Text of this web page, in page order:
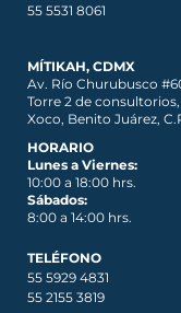
55 5531 8061
MÍTIKAH, CDMX
Av. Río Churubusco
Torre 2 de
Xoco, Benito Juárez,
HORARIO
Lunes a Viernes:
10:00 a 18:00 hrs.
Sábados:
8:00 a 14:00 hrs.
TELÉFONO
55 5929 4831
55 2155 3819